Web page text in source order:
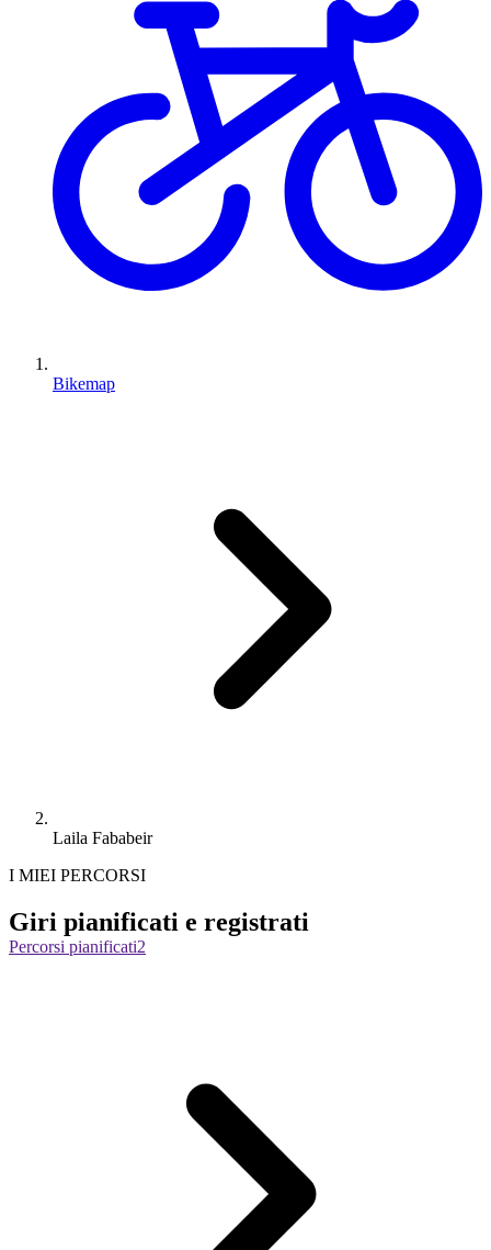
Bikemap
Laila Fababeir
I MIEI PERCORSI
Giri pianificati e registrati
Percorsi pianificati2